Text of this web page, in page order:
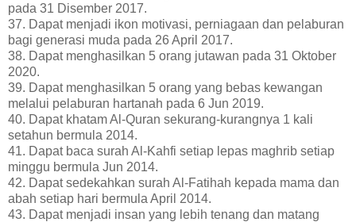
pada 31 Disember 2017.
37. Dapat menjadi ikon motivasi, perniagaan dan pelaburan
bagi generasi muda pada 26 April 2017.
38. Dapat menghasilkan 5 orang jutawan pada 31 Oktober
2020.
39. Dapat menghasilkan 5 orang yang bebas kewangan
melalui pelaburan hartanah pada 6 Jun 2019.
40. Dapat khatam Al-Quran sekurang-kurangnya 1 kali
setahun bermula 2014.
41. Dapat baca surah Al-Kahfi setiap lepas maghrib setiap
minggu bermula Jun 2014.
42. Dapat sedekahkan surah Al-Fatihah kepada mama dan
abah setiap hari bermula April 2014.
43. Dapat menjadi insan yang lebih tenang dan matang